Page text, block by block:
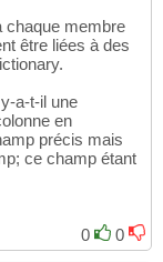
chaque membre
être liées à des
a-t-il une
en
précis mais
ce champ étant
0
0